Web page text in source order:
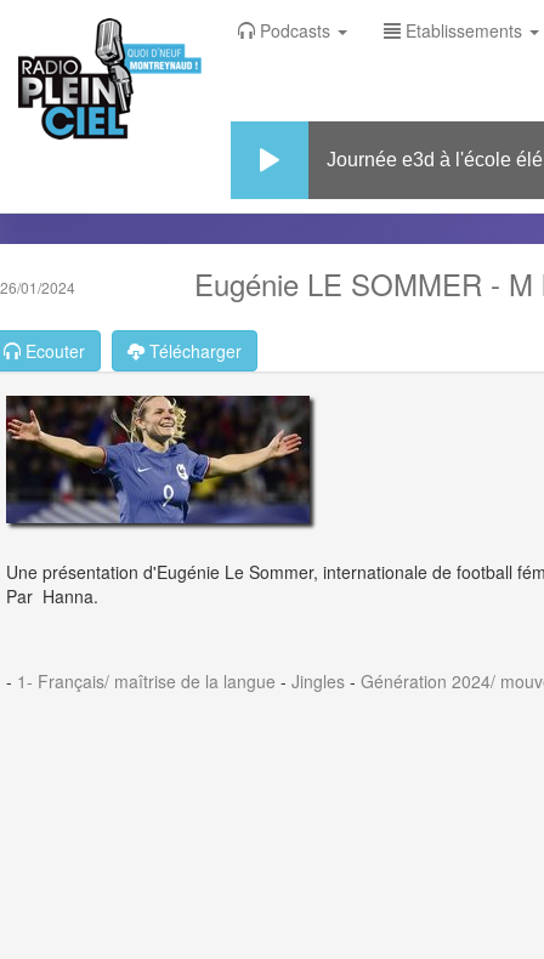
Podcasts Etablissements
Journée e3d à l'école
01/2024 Eugénie LE SOMMER -
Ecouter Télécharger
Une présentation d'Eugénie Le Sommer, internationale de football
Par Hanna.
- 1- Français/ maîtrise de la langue - Jingles - Génération 2024/